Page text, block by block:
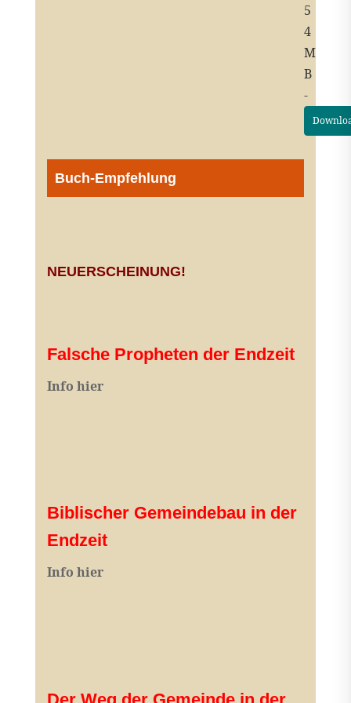
5
4
M
B
-
Buch-Empfehlung
NEUERSCHEINUNG!
Falsche Propheten der Endzeit
Info hier
Biblischer Gemeindebau in der
Endzeit
Info hier